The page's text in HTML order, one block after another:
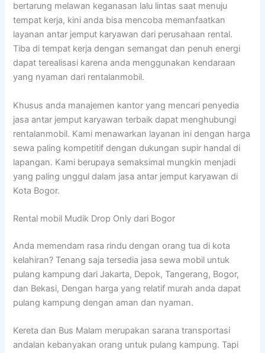
bertarung melawan keganasan lalu lintas saat menuju
tempat kerja, kini anda bisa mencoba memanfaatkan
layanan antar jemput karyawan dari perusahaan rental.
Tiba di tempat kerja dengan semangat dan penuh energi
dapat terealisasi karena anda menggunakan kendaraan
yang nyaman dari rentalanmobil.
Khusus anda manajemen kantor yang mencari penyedia
jasa antar jemput karyawan terbaik dapat menghubungi
rentalanmobil. Kami menawarkan layanan ini dengan harga
sewa paling kompetitif dengan dukungan supir handal di
lapangan. Kami berupaya semaksimal mungkin menjadi
yang paling unggul dalam jasa antar jemput karyawan di
Kota Bogor.
Rental mobil Mudik Drop Only dari Bogor
Anda memendam rasa rindu dengan orang tua di kota
kelahiran? Tenang saja tersedia jasa sewa mobil untuk
pulang kampung dari Jakarta, Depok, Tangerang, Bogor,
dan Bekasi, Dengan harga yang relatif murah anda dapat
pulang kampung dengan aman dan nyaman.
Kereta dan Bus Malam merupakan sarana transportasi
andalan kebanyakan orang untuk pulang kampung. Tapi